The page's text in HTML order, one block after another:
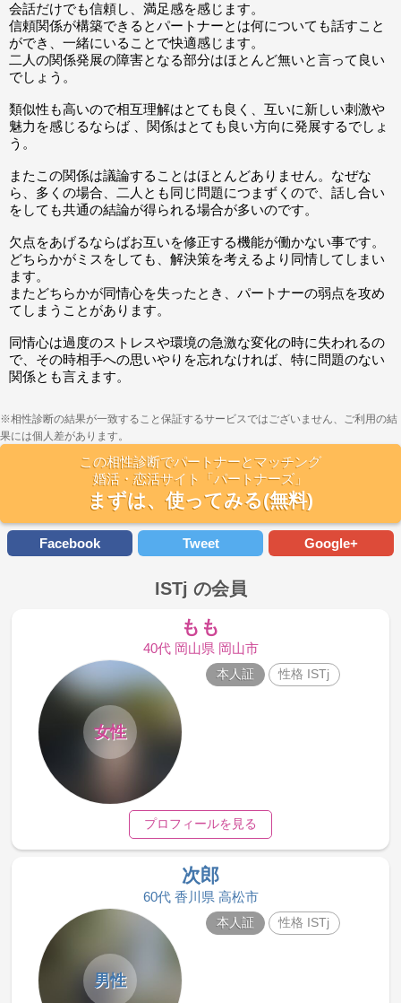
会話だけでも信頼し、満足感を感じます。
信頼関係が構築できるとパートナーとは何についても話すこと
ができ、一緒にいることで快適感じます。
二人の関係発展の障害となる部分はほとんど無いと言って良い
でしょう。
類似性も高いので相互理解はとても良く、互いに新しい刺激や
魅力を感じるならば 、関係はとても良い方向に発展するでしょ
う。
またこの関係は議論することはほとんどありません。なぜな
ら、多くの場合、二人とも同じ問題につまずくので、話し合い
をしても共通の結論が得られる場合が多いのです。
欠点をあげるならばお互いを修正する機能が働かない事です。
どちらかがミスをしても、解決策を考えるより同情してしまい
ます。
またどちらかが同情心を失ったとき、パートナーの弱点を攻め
てしまうことがあります。
同情心は過度のストレスや環境の急激な変化の時に失われるの
で、その時相手への思いやりを忘れなければ、特に問題のない
関係とも言えます。
※相性診断の結果が一致すること保証するサービスではございません、ご利用の結
果には個人差があります。
この相性診断でパートナーとマッチング
婚活・恋活サイト「パートナーズ」
まずは、使ってみる(無料)
Facebook Tweet Google+
ISTj の会員
もも
40代 岡山県 岡山市
女性
本人証 性格 ISTj
プロフィールを見る
次郎
60代 香川県 高松市
男性
本人証 性格 ISTj